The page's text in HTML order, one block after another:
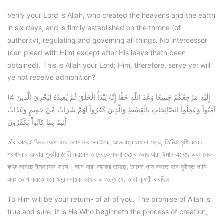
Verily your Lord is Allah, who created the heavens and the earth
in six days, and is firmly established on the throne (of
authority), regulating and governing all things. No intercessor
(can plead with Him) except after His leave (hath been
obtained). This is Allah your Lord; Him, therefore, serve ye: will
ye not receive admonition?
(4 إِلَيْهِ مَرْجِعُكُمْ جَمِيعًا وَعْدَ اللّهِ حَقًّا إِنَّهُ يَبْدَأُ الْخَلْقَ ثُمَّ يُعِيدُهُ لِيَجْزِيَ الَّذِينَ
آمَنُواْ وَعَمِلُواْ الصَّالِحَاتِ بِالْقِسْطِ وَالَّذِينَ كَفَرُواْ لَهُمْ شَرَابٌ مِّنْ حَمِيمٍ وَعَذَابٌ
أَلِيمٌ بِمَا كَانُواْ يَكْفُرُونَ
তাঁর কাছেই ফিরে যেতে হবে তোমাদের সবাইকে, আল্লাহর ওয়াদা সত্য, তিনিই সৃষ্টি করেন
প্রথমবার আবার পুনর্বার তৈরী করবেন তাদেরকে বদলা দেয়ার জন্য যারা ঈমান এনেছে এবং নেক
কাজ করেছে ইনসাফের সাথে। আর যারা কাফের হয়েছে, তাদের পান করতে হবে ফুটন্ত পানি
এবং ভোগ করতে হবে যন্ত্রনাদায়ক আযাব এ জন্যে যে, তারা কুফরী করছিল।
To Him will be your return- of all of you. The promise of Allah is
true and sure. It is He Who beginneth the process of creation,